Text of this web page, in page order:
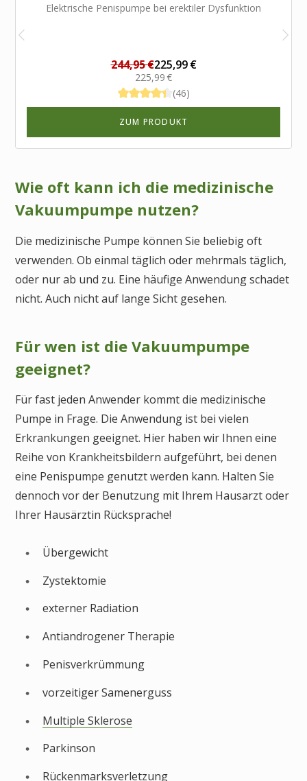
Elektrische Penispumpe bei erektiler Dysfunktion
244,95 €225,99 €
225,99 €
(46)
ZUM PRODUKT
Wie oft kann ich die medizinische
Vakuumpumpe nutzen?
Die medizinische Pumpe können Sie beliebig oft
verwenden. Ob einmal täglich oder mehrmals täglich,
oder nur ab und zu. Eine häufige Anwendung schadet
nicht. Auch nicht auf lange Sicht gesehen.
Für wen ist die Vakuumpumpe
geeignet?
Für fast jeden Anwender kommt die medizinische
Pumpe in Frage. Die Anwendung ist bei vielen
Erkrankungen geeignet. Hier haben wir Ihnen eine
Reihe von Krankheitsbildern aufgeführt, bei denen
eine Penispumpe genutzt werden kann. Halten Sie
dennoch vor der Benutzung mit Ihrem Hausarzt oder
Ihrer Hausärztin Rücksprache!
Übergewicht
Zystektomie
externer Radiation
Antiandrogener Therapie
Penisverkrümmung
vorzeitiger Samenerguss
Multiple Sklerose
Parkinson
Rückenmarksverletzung